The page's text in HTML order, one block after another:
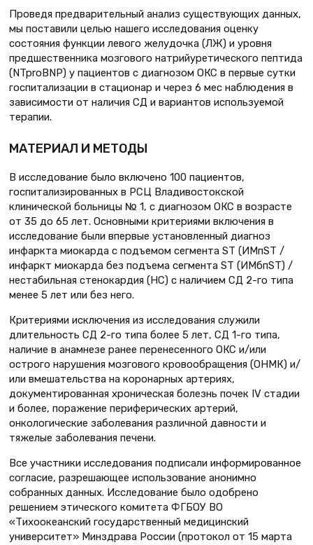
Проведя предварительный анализ существующих данных,
мы поставили целью нашего исследования оценку
состояния функции левого желудочка (ЛЖ) и уровня
предшественника мозгового натрийуретического пептида
(NTproBNP) у пациентов с диагнозом ОКС в первые сутки
госпитализации в стационар и через 6 мес наблюдения в
зависимости от наличия СД и вариантов используемой
терапии.
МАТЕРИАЛ И МЕТОДЫ
В исследование было включено 100 пациентов,
госпитализированных в РСЦ Владивостокской
клинической больницы № 1, с диагнозом ОКС в возрасте
от 35 до 65 лет. Основными критериями включения в
исследование были впервые установленный диагноз
инфаркта миокарда с подъемом сегмента ST (ИМпST /
инфаркт миокарда без подъема сегмента ST (ИМбпST) /
нестабильная стенокардия (НС) с наличием СД 2-го типа
менее 5 лет или без него.
Критериями исключения из исследования служили
длительность СД 2-го типа более 5 лет, СД 1-го типа,
наличие в анамнезе ранее перенесенного ОКС и/или
острого нарушения мозгового кровообращения (ОНМК) и/
или вмешательства на коронарных артериях,
документированная хроническая болезнь почек IV стадии
и более, поражение периферических артерий,
онкологические заболевания различной давности и
тяжелые заболевания печени.
Все участники исследования подписали информированное
согласие, разрешающее использование анонимно
собранных данных. Исследование было одобрено
решением этического комитета ФГБОУ ВО
«Тихоокеанский государственный медицинский
университет» Минздрава России (протокол от 15 марта